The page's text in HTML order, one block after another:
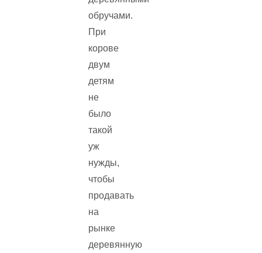
обручами.
При
корове
двум
детям
не
было
такой
уж
нужды,
чтобы
продавать
на
рынке
деревянную